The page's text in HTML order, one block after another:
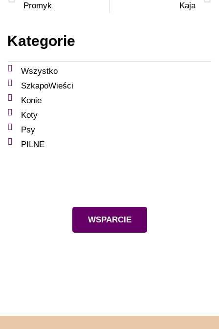
Promyk
Kaja
Kategorie
Wszystko
SzkapoWieści
Konie
Koty
Psy
PILNE
WSPARCIE